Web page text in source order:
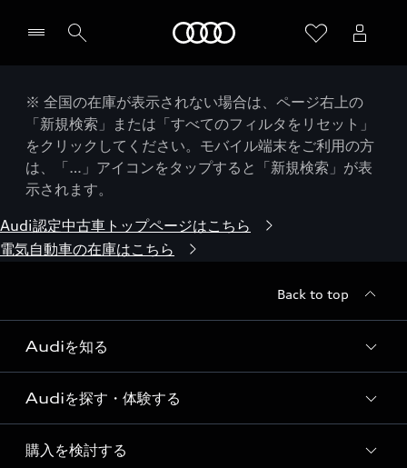
※ 全国の在庫が表示されない場合は、ページ右上の
「新規検索」または「すべてのフィルタをリセット」
をクリックしてください。モバイル端末をご利用の方
は、「…」アイコンをタップすると「新規検索」が表
示されます。
Audi認定中古車トップページはこちら
電気自動車の在庫はこちら
Back to top
Audiを知る
Audi ブランド
Story of Progress
Audiを探す・体験する
ディーラー検索
購入を検討する